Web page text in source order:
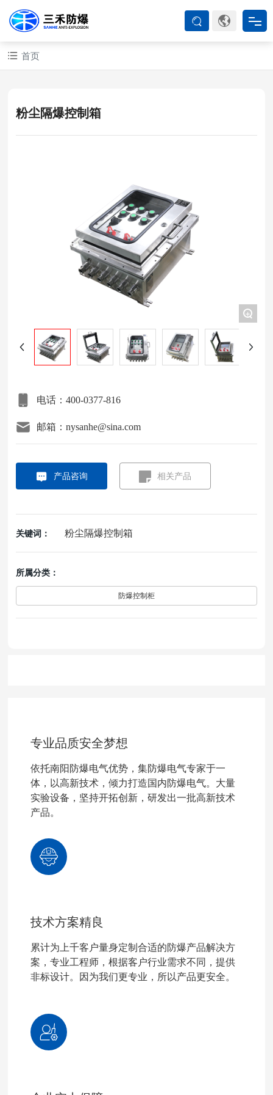
首页
ATEX系列
联系我们
首页
专业品质安全梦想
依托南阳防爆电气优势，集防爆电气专家于一
体，以高新技术，倾力打造国内防爆电气。大量
实验设备，坚持开拓创新，研发出一批高新技术
产品。
技术方案精良
累计为上千客户量身定制合适的防爆产品解决方
案，专业工程师，根据客户行业需求不同，提供
非标设计。因为我们更专业，所以产品更安全。
粉尘隔爆控制箱
+
电话：400-0377-816
邮箱：nysanhe@sina.com
产品咨询 相关产品
关键词： 粉尘隔爆控制箱
所属分类：
防爆控制柜